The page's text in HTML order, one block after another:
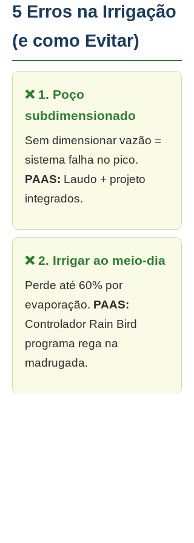
5 Erros na Irrigação
(e como Evitar)
❌ 1. Poço
subdimensionado
Sem dimensionar vazão =
sistema falha no pico.
PAAS: Laudo + projeto
integrados.
❌ 2. Irrigar ao meio-dia
Perde até 60% por
evaporação. PAAS:
Controlador Rain Bird
programa rega na
madrugada.